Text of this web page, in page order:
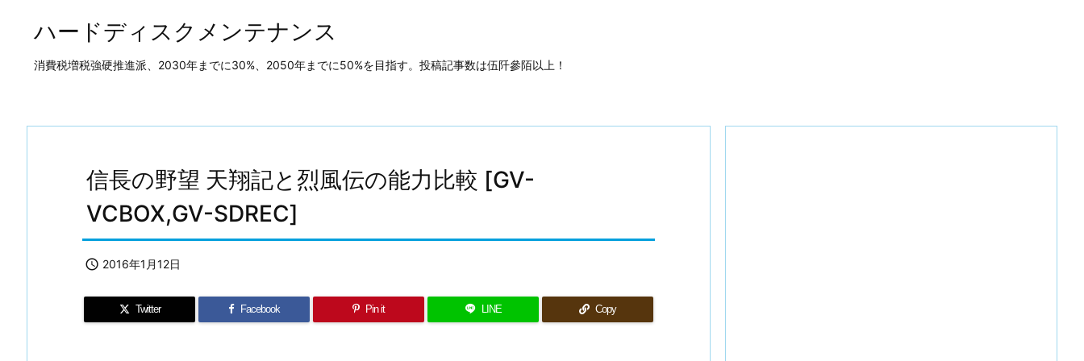
ハードディスクメンテナンス
消費税増税強硬推進派、2030年までに30%、2050年までに50%を目指す。投稿記事数は伍阡參陌以上！
信長の野望 天翔記と烈風伝の能力比較 [GV-
VCBOX,GV-SDREC]
 2016年1月12日
Twitter Facebook Pin it LINE Copy